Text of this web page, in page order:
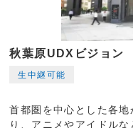
秋葉原UDXビジョン
生中継可能
首都圏を中心とした各
り、アニメやアイドル